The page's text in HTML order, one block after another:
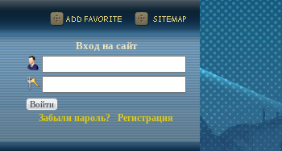
Вход на сайт
Забыли пароль? Регистрация